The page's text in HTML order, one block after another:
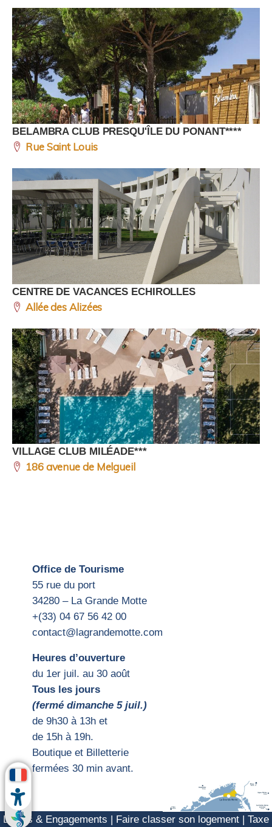
BELAMBRA CLUB PRESQU'ÎLE DU PONANT****
Rue Saint Louis
CENTRE DE VACANCES ECHIROLLES
Allée des Alizées
VILLAGE CLUB MILÉADE***
186 avenue de Melgueil
Office de Tourisme
55 rue du port
34280 – La Grande Motte
+(33) 04 67 56 42 00
contact@lagrandemotte.com
Heures d’ouverture
du 1er juil. au 30 août
Tous les jours
(fermé dimanche 5 juil.)
de 9h30 à 13h et
de 15h à 19h.
Boutique et Billetterie
fermées 30 min avant.
Labels & Engagements Faire classer son logement Taxe